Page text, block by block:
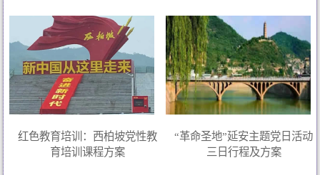
红色教育培训：西柏坡党性教
育培训课程方案
“革命圣地”延安主题党日活动
三日行程及方案